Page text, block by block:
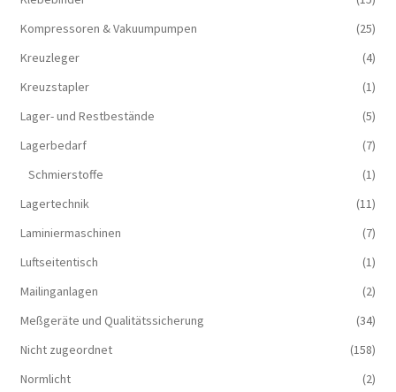
Kompressoren & Vakuum­pumpen
(25)
Kreuzleger
(4)
Kreuzstapler
(1)
Lager- und Restbestände
(5)
Lagerbedarf
(7)
Schmierstoffe
(1)
Lagertechnik
(11)
Laminiermaschinen
(7)
Luftseitentisch
(1)
Mailinganlagen
(2)
Meßgeräte und Qualitätssicherung
(34)
Nicht zugeordnet
(158)
Normlicht
(2)